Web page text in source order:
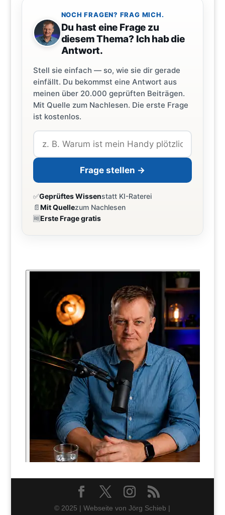
NOCH FRAGEN? FRAG MICH.
Du hast eine Frage zu
diesem Thema? Ich hab die
Antwort.
Stell sie einfach — so, wie sie dir gerade
einfällt. Du bekommst eine Antwort aus
meinen über 20.000 geprüften Beiträgen.
Mit Quelle zum Nachlesen. Die erste Frage
ist kostenlos.
Frage stellen →
✅Geprüftes Wissenstatt KI-Raterei
📄Mit Quellezum Nachlesen
🆓Erste Frage gratis
© 2025 | Webseite von Jörg Schieb |